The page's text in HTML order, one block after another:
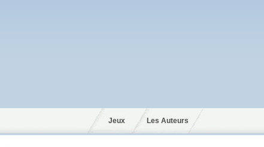
Jeux Les Auteurs